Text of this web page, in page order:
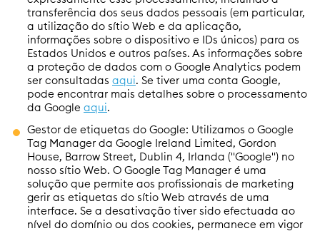
transferência dos seus dados pessoais (em particular,
a utilização do sítio Web e da aplicação,
informações sobre o dispositivo e IDs únicos) para os
Estados Unidos e outros países. As informações sobre
a proteção de dados com o Google Analytics podem
ser consultadas aqui. Se tiver uma conta Google,
pode encontrar mais detalhes sobre o processamento
da Google aqui.
Gestor de etiquetas do Google: Utilizamos o Google
Tag Manager da Google Ireland Limited, Gordon
House, Barrow Street, Dublin 4, Irlanda ("Google") no
nosso sítio Web. O Google Tag Manager é uma
solução que permite aos profissionais de marketing
gerir as etiquetas do sítio Web através de uma
interface. Se a desativação tiver sido efectuada ao
nível do domínio ou dos cookies, permanece em vigor